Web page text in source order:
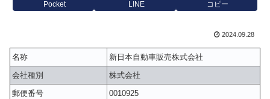
Pocket LINE コピー
2024.09.28
名称
新日本自動車販売株式会社
会社種別
株式会社
郵便番号
0010925